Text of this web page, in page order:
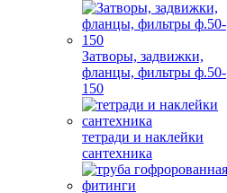
Затворы, задвижки,
фланцы, фильтры ф.50-
150
тетради и наклейки
сантехника